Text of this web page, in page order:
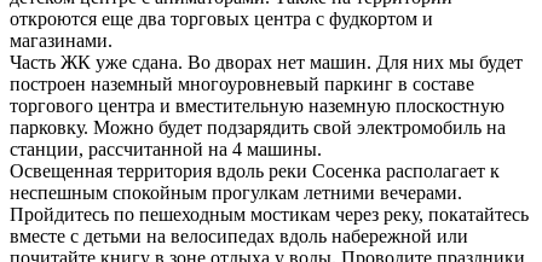
откроются еще два торговых центра с фудкортом и
магазинами.
Часть ЖК уже сдана. Во дворах нет машин. Для них мы будет
построен наземный многоуровневый паркинг в составе
торгового центра и вместительную наземную плоскостную
парковку. Можно будет подзарядить свой электромобиль на
станции, рассчитанной на 4 машины.
Освещенная территория вдоль реки Сосенка располагает к
неспешным спокойным прогулкам летними вечерами.
Пройдитесь по пешеходным мостикам через реку, покатайтесь
вместе с детьми на велосипедах вдоль набережной или
почитайте книгу в зоне отдыха у воды. Проводите праздники